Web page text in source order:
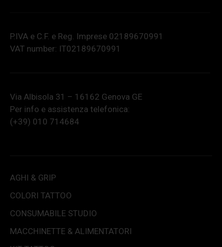
P.IVA e C.F. e Reg. Imprese 02189670991
VAT number: IT02189670991
Via Albisola 31 – 16162 Genova GE
Per info e assistenza telefonica:
(+39) 010 714684
AGHI & GRIP
COLORI TATTOO
CONSUMABILE STUDIO
MACCHINETTE & ALIMENTATORI